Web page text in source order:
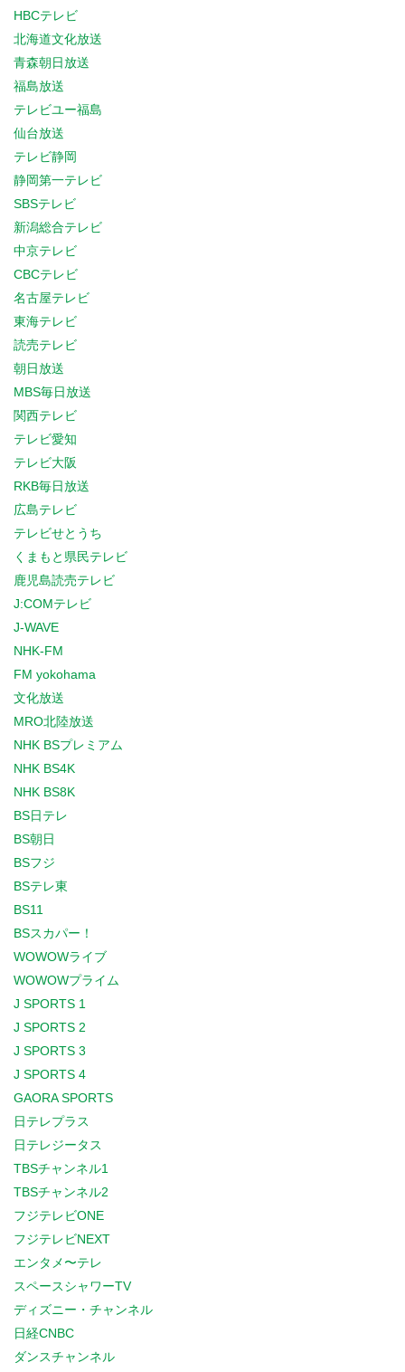
HBCテレビ
北海道文化放送
青森朝日放送
福島放送
テレビユー福島
仙台放送
テレビ静岡
静岡第一テレビ
SBSテレビ
新潟総合テレビ
中京テレビ
CBCテレビ
名古屋テレビ
東海テレビ
読売テレビ
朝日放送
MBS毎日放送
関西テレビ
テレビ愛知
テレビ大阪
RKB毎日放送
広島テレビ
テレビせとうち
くまもと県民テレビ
鹿児島読売テレビ
J:COMテレビ
J-WAVE
NHK-FM
FM yokohama
文化放送
MRO北陸放送
NHK BSプレミアム
NHK BS4K
NHK BS8K
BS日テレ
BS朝日
BSフジ
BSテレ東
BS11
BSスカパー！
WOWOWライブ
WOWOWプライム
J SPORTS 1
J SPORTS 2
J SPORTS 3
J SPORTS 4
GAORA SPORTS
日テレプラス
日テレジータス
TBSチャンネル1
TBSチャンネル2
フジテレビONE
フジテレビNEXT
エンタメ〜テレ
スペースシャワーTV
ディズニー・チャンネル
日経CNBC
ダンスチャンネル